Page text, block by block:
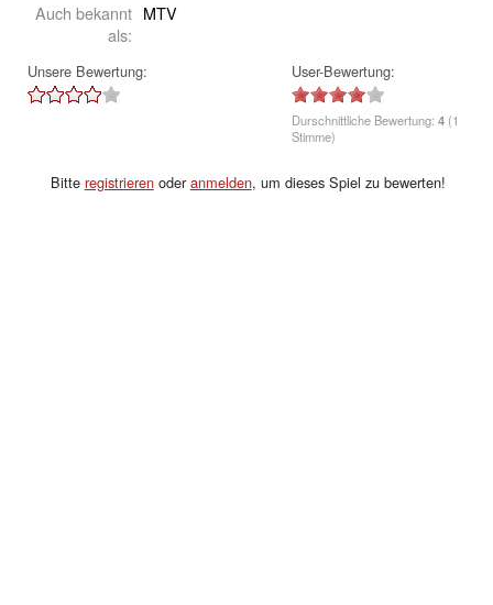
Auch bekannt
als:
MTV
Unsere Bewertung: User-Bewertung:
Durschnittliche Bewertung:4 (1
Stimme)
Bitte registrierenoderanmelden, um dieses Spiel zu bewerten!